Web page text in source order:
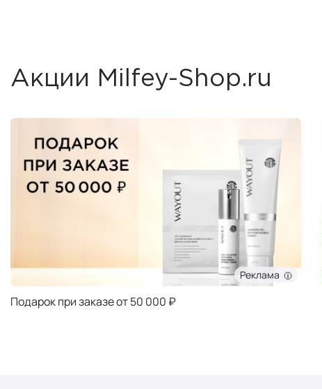
Акции Milfey-Shop.ru
Реклама
Подарок при заказе от 50 000 ₽